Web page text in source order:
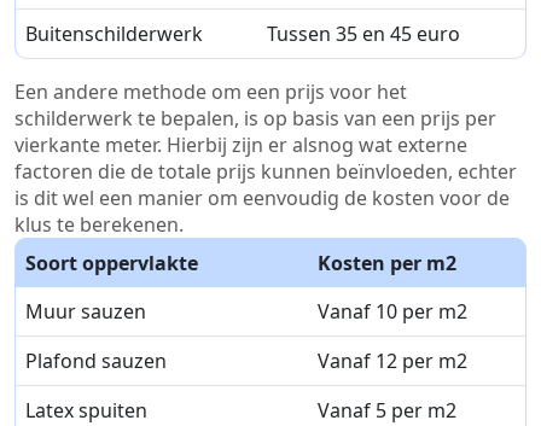
Buitenschilderwerk
Tussen 35 en 45 euro
Een andere methode om een prijs voor het
schilderwerk te bepalen, is op basis van een prijs per
vierkante meter. Hierbij zijn er alsnog wat externe
factoren die de totale prijs kunnen beïnvloeden, echter
is dit wel een manier om eenvoudig de kosten voor de
klus te berekenen.
Soort oppervlakte
Kosten per m2
Muur sauzen
Vanaf 10 per m2
Plafond sauzen
Vanaf 12 per m2
Latex spuiten
Vanaf 5 per m2